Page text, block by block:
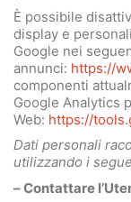
È possibile
display e
Google nei
annunci: https://
componenti
Google Analytics
Web: https://
Dati personali
utilizzando i
– Contattare